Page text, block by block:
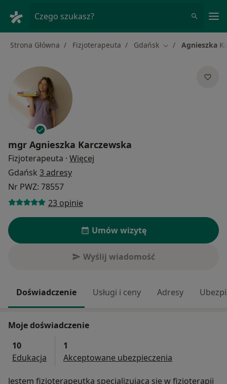
Czego szukasz?
Strona Główna Fizjoterapeuta Gdańsk Zmień miasto
Agnieszka
mgr Agnieszka Karczewska
Fizjoterapeuta · Więcej
Gdańsk 3 adresy
Nr PWZ: 78557
23 opinie
Umów wizytę
Wyślij wiadomość
Doświadczenie Usługi i ceny Adresy
Moje doświadczenie
10
Edukacja
1
Akceptowane ubezpieczenia
Jestem fizjoterapeutką specjalizującą się w fizjoterapii